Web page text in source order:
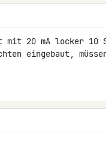
mit 20 mA locker 10
eingebaut,